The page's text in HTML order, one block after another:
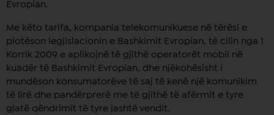
Evropian.
Me këto tarifa, kompania telekomunikuese në tërësi e
plotëson legjislacionin e Bashkimit Evropian, të cilin nga 1
Korrik 2009 e aplikojnë të gjithë operatorët mobil në
kuadër të Bashkimit Evropian, dhe njëkohësisht i
mundëson konsumatorëve të saj të kenë një komunikim
të lirë dhe pandërprerë me të gjithë të afërmit e tyre
gjatë qëndrimit të tyre jashtë vendit.